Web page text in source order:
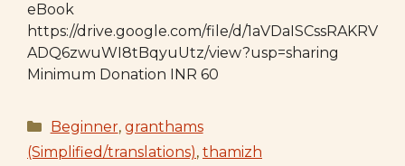
eBook
https://drive.google.com/file/d/1aVDaISCssRAKRV
ADQ6zwuWI8tBqyuUtz/view?usp=sharing
Minimum Donation INR 60
Categories
Beginner, granthams
(Simplified/translations), thamizh